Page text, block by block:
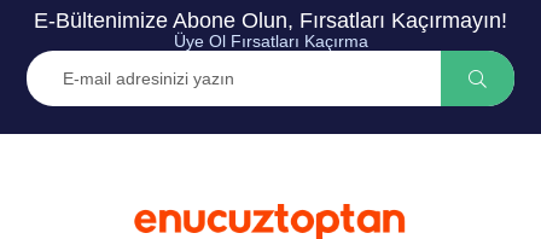
E-Bültenimize Abone Olun, Fırsatları Kaçırmayın!
Üye Ol Fırsatları Kaçırma